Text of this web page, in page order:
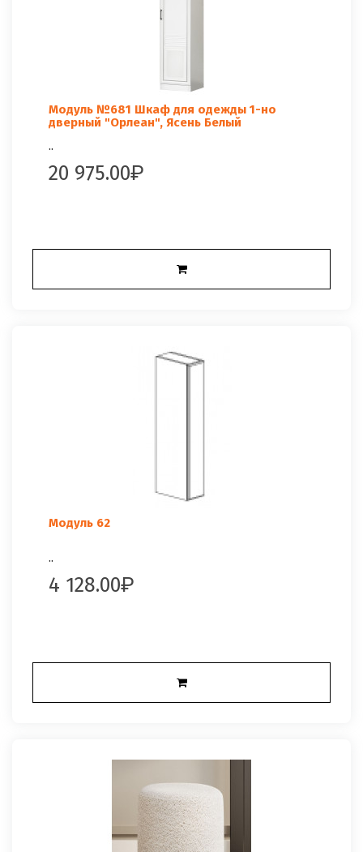
Модуль №681 Шкаф для одежды 1-но
дверный "Орлеан", Ясень Белый
..
20 975.00
Модуль 62
..
4 128.00